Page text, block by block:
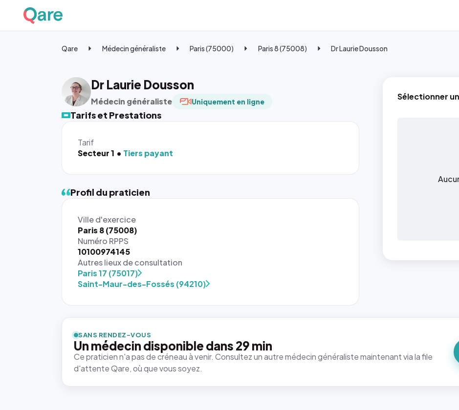
Qare Médecin généraliste Paris (75000) Paris 8 (75008) Dr Laurie Dousson
Dr Laurie Dousson
Médecin généraliste Uniquement en ligne
Tarifs et Prestations
Tarif
Secteur 1
Tiers payant
Sélectionner
Profil du praticien
Ville d'exercice
Paris 8 (75008)
Numéro RPPS
10100974145
Autres lieux de consultation
Paris 17 (75017)
Saint-Maur-des-Fossés (94210)
SANS RENDEZ-VOUS
Un médecin disponible dans 29 min
Ce praticien n'a pas de créneau à venir. Consultez un autre médecin généraliste maintenant via la file
d'attente Qare, où que vous soyez.